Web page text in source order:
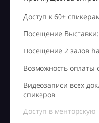
Доступ к 60+
Посещение
Посещение 2 залов
Возможность оплаты
Видеозаписи всех
спикеров
Доступ в менторскую